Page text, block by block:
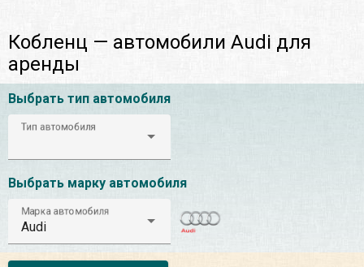
Кобленц — автомобили Audi для
аренды
Выбрать тип автомобиля
Тип автомобиля
Выбрать марку автомобиля
Марка автомобиля
Audi